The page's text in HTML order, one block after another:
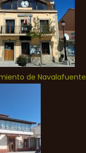
de Navalafuente